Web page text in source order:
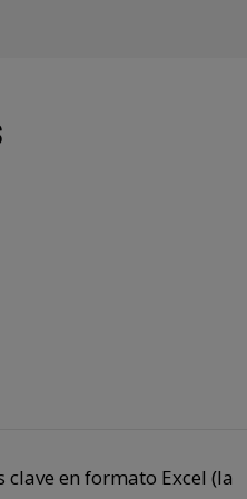
en formato Excel (la